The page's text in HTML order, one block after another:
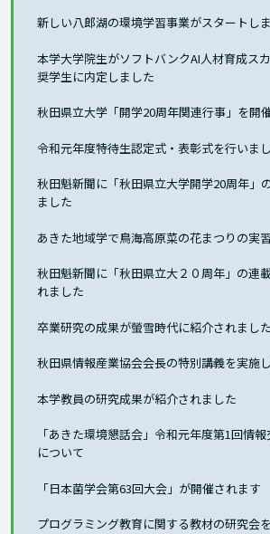
新しい八郎湖の環境学習事業がスタートし
本学大学院生がソフトバンクAI人材育成ス
奨学生に内定しました
秋田県立大学「開学20周年関連行事」を開
令和元年度特待生認定式・表彰式を行いま
秋田魁新聞に「秋田県立大学開学20周年」
ました
あきた地域学で鳥海高原菜の花まつりの実
秋田魁新聞に「秋田県立大２０周年」の連
れました
卒業研究の成果が螢雪時代に紹介されました
秋田県情報産業協会会長の特別講義を実施
本学教員の研究成果が紹介されました
「あきた環境懇話会」令和元年度第1回情
について
「日本菌学会第63回大会」が開催されます
プログラミング教育に関する教材の研究会